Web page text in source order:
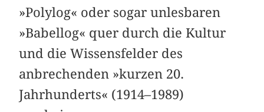
»Polylog« oder sogar unlesbaren
»Babellog« quer durch die Kultur
und die Wissensfelder des
anbrechenden »kurzen 20.
Jahrhunderts« (1914–1989)